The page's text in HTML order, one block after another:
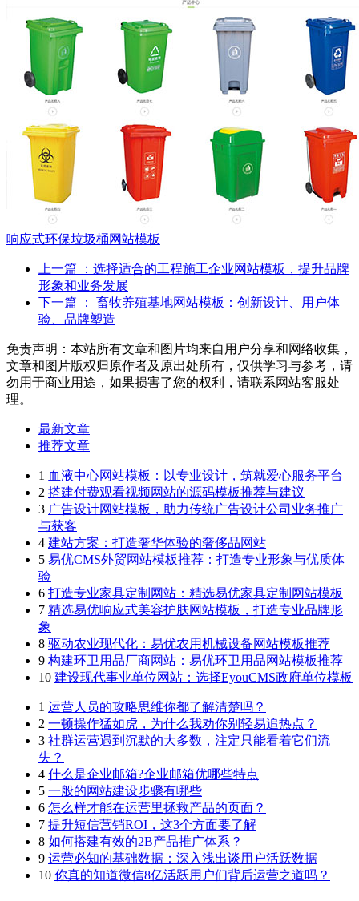
响应式环保垃圾桶网站模板
上一篇
：选择适合的工程施工企业网站模板，提升品牌
形象和业务发展
下一篇
： 畜牧养殖基地网站模板：创新设计、用户体
验、品牌塑造
免责声明：本站所有文章和图片均来自用户分享和网络收集，
文章和图片版权归原作者及原出处所有，仅供学习与参考，请
勿用于商业用途，如果损害了您的权利，请联系网站客服处
理。
最新文章
推荐文章
1 血液中心网站模板：以专业设计，筑就爱心服务平台
2 搭建付费观看视频网站的源码模板推荐与建议
3 广告设计网站模板，助力传统广告设计公司业务推广
与获客
4 建站方案：打造奢华体验的奢侈品网站
5 易优CMS外贸网站模板推荐：打造专业形象与优质体
验
6 打造专业家具定制网站：精选易优家具定制网站模板
7 精选易优响应式美容护肤网站模板，打造专业品牌形
象
8 驱动农业现代化：易优农用机械设备网站模板推荐
9 构建环卫用品厂商网站：易优环卫用品网站模板推荐
10 建设现代事业单位网站：选择EyouCMS政府单位模板
1 运营人员的攻略思维你都了解清楚吗？
2 一顿操作猛如虎，为什么我劝你别轻易追热点？
3 社群运营遇到沉默的大多数，注定只能看着它们流
失？
4 什么是企业邮箱?企业邮箱优哪些特点
5 一般的网站建设步骤有哪些
6 怎么样才能在运营里拯救产品的页面？
7 提升短信营销ROI，这3个方面要了解
8 如何搭建有效的2B产品推广体系？
9 运营必知的基础数据：深入浅出谈用户活跃数据
10 你真的知道微信8亿活跃用户们背后运营之道吗？